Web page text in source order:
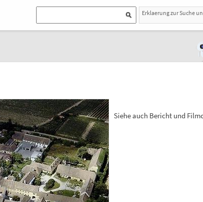
Erklaerung zur Suche
Siehe auch Bericht und